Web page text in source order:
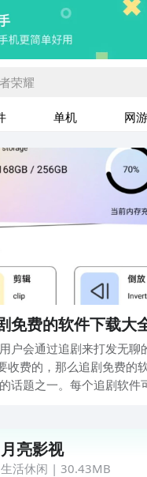
荣耀
单机 网游
免费的软件下载大
户会通过追剧来打发无聊
收费的，那么追剧免费的
话题之一。每个追剧软件
月亮影视
生活休闲 | 30.43MB